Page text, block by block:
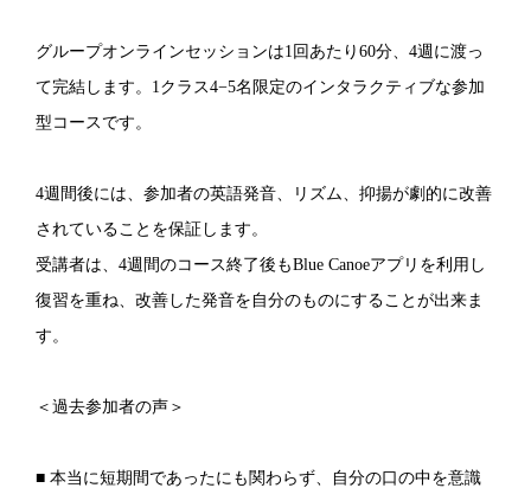
グループオンラインセッションは1回あたり60分、4週に渡っ
て完結します。1クラス4−5名限定のインタラクティブな参加
型コースです。
4週間後には、参加者の英語発音、リズム、抑揚が劇的に改善
されていることを保証します。
​受講者は、4週間のコース終了後もBlue Canoeアプリを利用し
復習を重ね、改善した発音を自分のものにすることが出来ま
す。
＜過去参加者の声＞
■ 本当に短期間であったにも関わらず、自分の口の中を意識